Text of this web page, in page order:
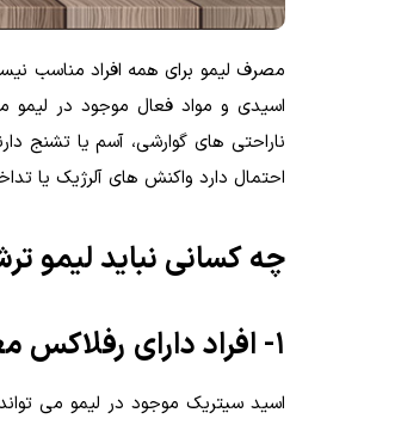
مصرف لیمو برای همه افراد مناسب
ناراحتی های گوارشی، آسم یا تشنج
احتمال دارد واکنش های آلرژیک یا
چه کسانی نباید لیمو
1- افراد دارای رفلاکس معده